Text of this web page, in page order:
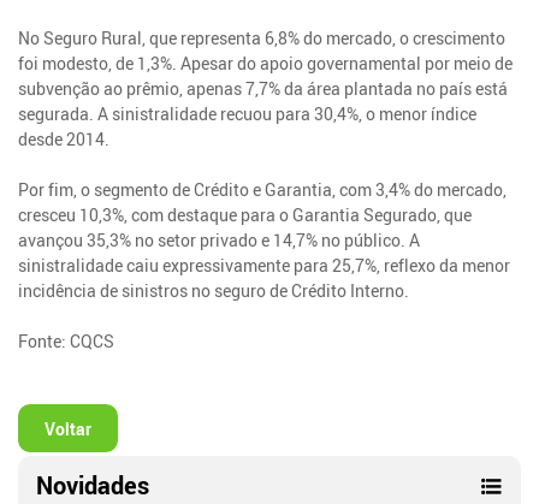
No Seguro Rural, que representa 6,8% do mercado, o crescimento
foi modesto, de 1,3%. Apesar do apoio governamental por meio de
subvenção ao prêmio, apenas 7,7% da área plantada no país está
segurada. A sinistralidade recuou para 30,4%, o menor índice
desde 2014.
Por fim, o segmento de Crédito e Garantia, com 3,4% do mercado,
cresceu 10,3%, com destaque para o Garantia Segurado, que
avançou 35,3% no setor privado e 14,7% no público. A
sinistralidade caiu expressivamente para 25,7%, reflexo da menor
incidência de sinistros no seguro de Crédito Interno.
Fonte: CQCS
Voltar
Novidades